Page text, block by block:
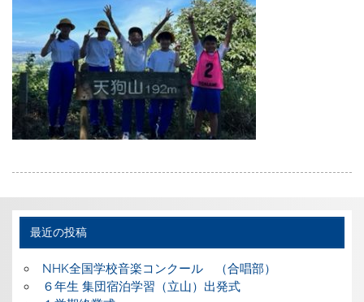
最近の投稿
NHK全国学校音楽コンクール （合唱部）
６年生 集団宿泊学習（立山）出発式